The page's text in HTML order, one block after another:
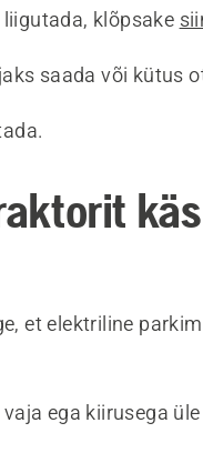
klõpsake
saada või kütus
et elektriline
ega kiirusega